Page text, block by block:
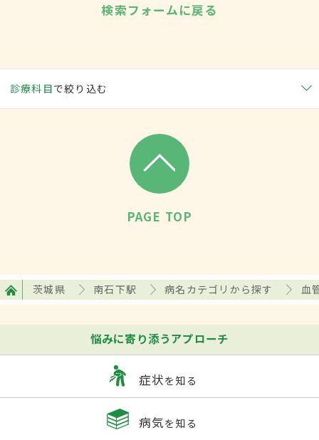
検索フォームに戻る
診療科目で絞り込む
PAGE TOP
茨城県 南石下駅 病名カテゴリから探す 血
悩みに寄り添うアプローチ
症状を知る
病気を知る